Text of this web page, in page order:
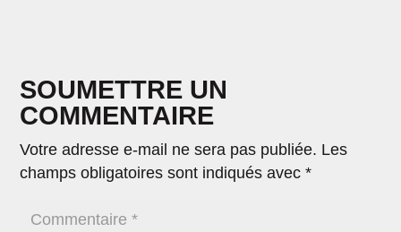
SOUMETTRE UN
COMMENTAIRE
Votre adresse e-mail ne sera pas publiée. Les
champs obligatoires sont indiqués avec*